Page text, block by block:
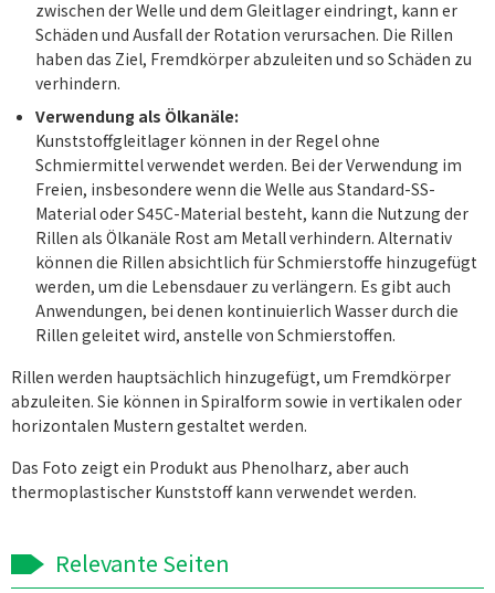
zwischen der Welle und dem Gleitlager eindringt, kann er
Schäden und Ausfall der Rotation verursachen. Die Rillen
haben das Ziel, Fremdkörper abzuleiten und so Schäden zu
verhindern.
Verwendung als Ölkanäle:
Kunststoffgleitlager können in der Regel ohne
Schmiermittel verwendet werden. Bei der Verwendung im
Freien, insbesondere wenn die Welle aus Standard-SS-
Material oder S45C-Material besteht, kann die Nutzung der
Rillen als Ölkanäle Rost am Metall verhindern. Alternativ
können die Rillen absichtlich für Schmierstoffe hinzugefügt
werden, um die Lebensdauer zu verlängern. Es gibt auch
Anwendungen, bei denen kontinuierlich Wasser durch die
Rillen geleitet wird, anstelle von Schmierstoffen.
Rillen werden hauptsächlich hinzugefügt, um Fremdkörper
abzuleiten. Sie können in Spiralform sowie in vertikalen oder
horizontalen Mustern gestaltet werden.
Das Foto zeigt ein Produkt aus Phenolharz, aber auch
thermoplastischer Kunststoff kann verwendet werden.
Relevante Seiten